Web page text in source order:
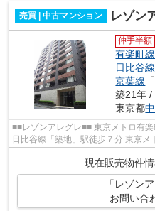
売買 | 中古マンション レゾン
仲手半額
有楽町線
日比谷線
京葉線 「
築21年 /
東京都
■■レゾンアレグレ■■ 東京メトロ有楽町線「新富町」駅徒歩４分 東京メトロ
日比谷線「築地」駅徒歩７分 東京
徒歩８分 東京メトロ有楽町線・都営
現在販売物件情
「レゾン
お問い合